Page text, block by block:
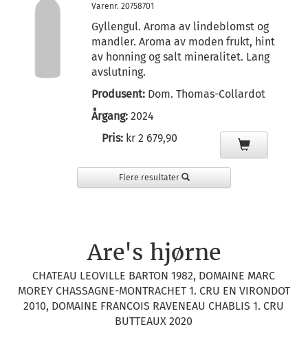
Varenr. 20758701
Gyllengul. Aroma av lindeblomst og
mandler. Aroma av moden frukt, hint
av honning og salt mineralitet. Lang
avslutning.
Produsent: Dom. Thomas-Collardot
Årgang: 2024
Pris: kr 2 679,90
Flere resultater
Are's hjørne
CHATEAU LEOVILLE BARTON 1982, DOMAINE MARC
MOREY CHASSAGNE-MONTRACHET 1. CRU EN VIRONDOT
2010, DOMAINE FRANCOIS RAVENEAU CHABLIS 1. CRU
BUTTEAUX 2020